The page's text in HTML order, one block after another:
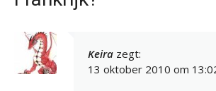
Keira zegt:
13 oktober 2010 om